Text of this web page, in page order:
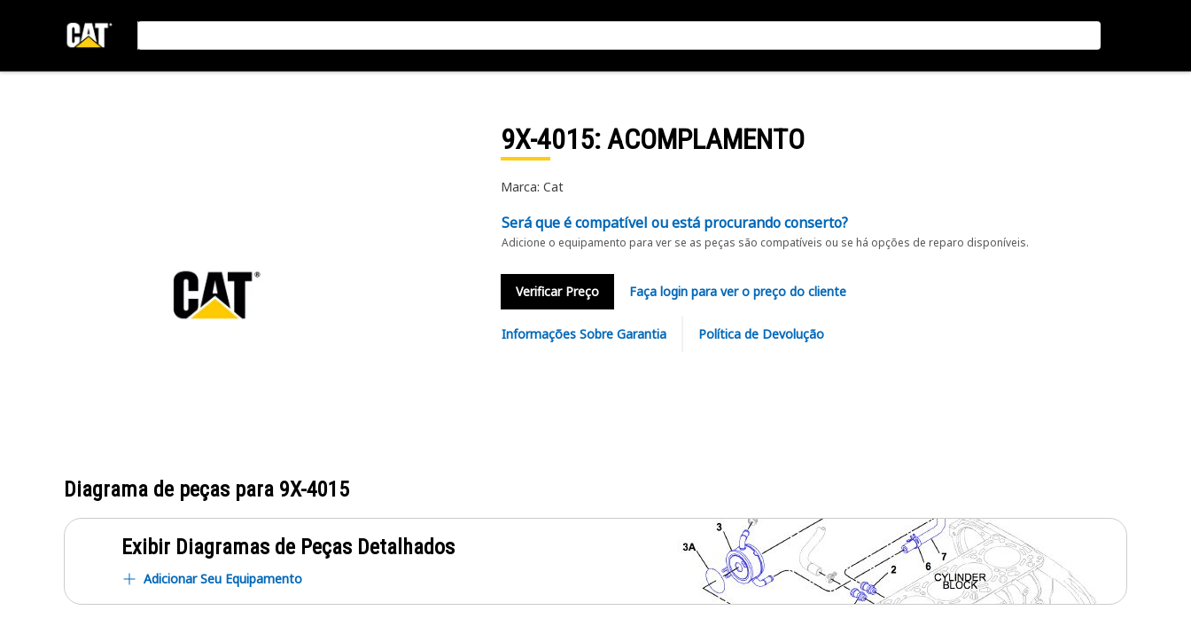
9X-4015: ACOMPLAMENTO
Marca: Cat
Será que é compatível ou está procurando conserto?
Adicione o equipamento para ver se as peças são compatíveis ou se há opções de reparo disponíveis.
Verificar Preço Faça login para ver o preço do cliente
Informações Sobre Garantia Política de Devolução
Diagrama de peças para 9X-4015
Exibir Diagramas de Peças Detalhados
Adicionar Seu Equipamento